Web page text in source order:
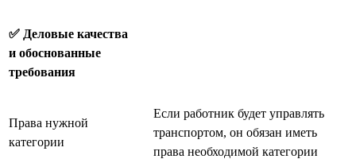
✅ Деловые качества
и обоснованные
требования
Права нужной
категории
Если работник будет управлять
транспортом, он обязан иметь
права необходимой категории